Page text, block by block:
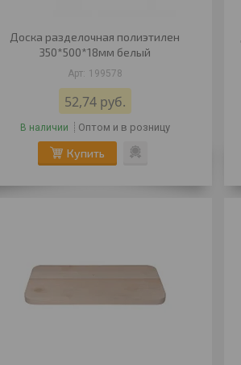
Доска разделочная полиэтилен
350*500*18мм белый
199578
52,74 руб.
В наличии Оптом и в розницу
Купить